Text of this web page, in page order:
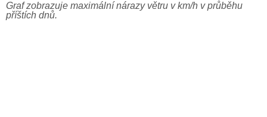
Graf zobrazuje maximální nárazy větru v km/h v průběhu
příštích dnů.